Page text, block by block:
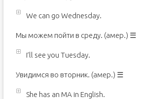
We can go Wednesday.
Мы можем пойти в среду. (амер.) ☰
I’ll see you Tuesday.
Увидимся во вторник. (амер.) ☰
She has an MA in English.